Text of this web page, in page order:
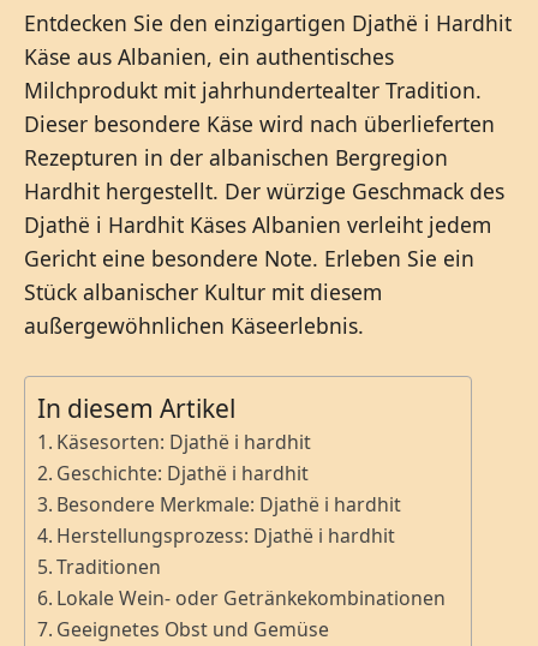
Entdecken Sie den einzigartigen Djathë i Hardhit
Käse aus Albanien, ein authentisches
Milchprodukt mit jahrhundertealter Tradition.
Dieser besondere Käse wird nach überlieferten
Rezepturen in der albanischen Bergregion
Hardhit hergestellt. Der würzige Geschmack des
Djathë i Hardhit Käses Albanien verleiht jedem
Gericht eine besondere Note. Erleben Sie ein
Stück albanischer Kultur mit diesem
außergewöhnlichen Käseerlebnis.
In diesem Artikel
Käsesorten: Djathë i hardhit
Geschichte: Djathë i hardhit
Besondere Merkmale: Djathë i hardhit
Herstellungsprozess: Djathë i hardhit
Traditionen
Lokale Wein- oder Getränkekombinationen
Geeignetes Obst und Gemüse